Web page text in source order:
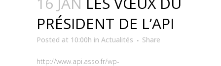
PRÉSIDENT DE L’API
Posted at 10:00h in Actualités Share
http://www.api.asso.fr/wp-